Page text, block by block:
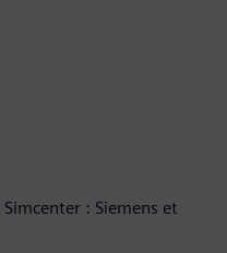
: Siemens et